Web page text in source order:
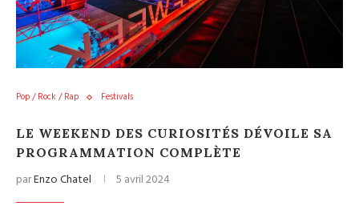
Pop / Rock / Rap Festivals
LE WEEKEND DES CURIOSITÉS DÉVOILE SA
PROGRAMMATION COMPLÈTE
parEnzo Chatel 5 avril 2024